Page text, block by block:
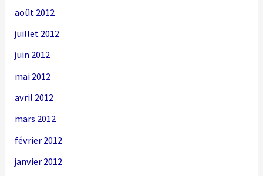
août 2012
juillet 2012
juin 2012
mai 2012
avril 2012
mars 2012
février 2012
janvier 2012